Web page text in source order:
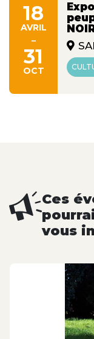
18
AVRIL
-
31
OCT
Ces
vous